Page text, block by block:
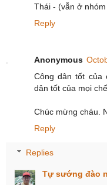
Thái - (vẫn ở
Reply
Anonymous
Công dân tốt của
dân tốt của mọi
Chúc mừng cháu.
Reply
Replies
Tự sướng đào